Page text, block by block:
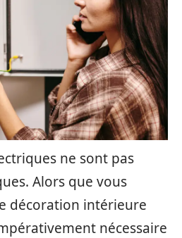
ne sont pas
Alors que vous
décoration intérieure
nécessaire